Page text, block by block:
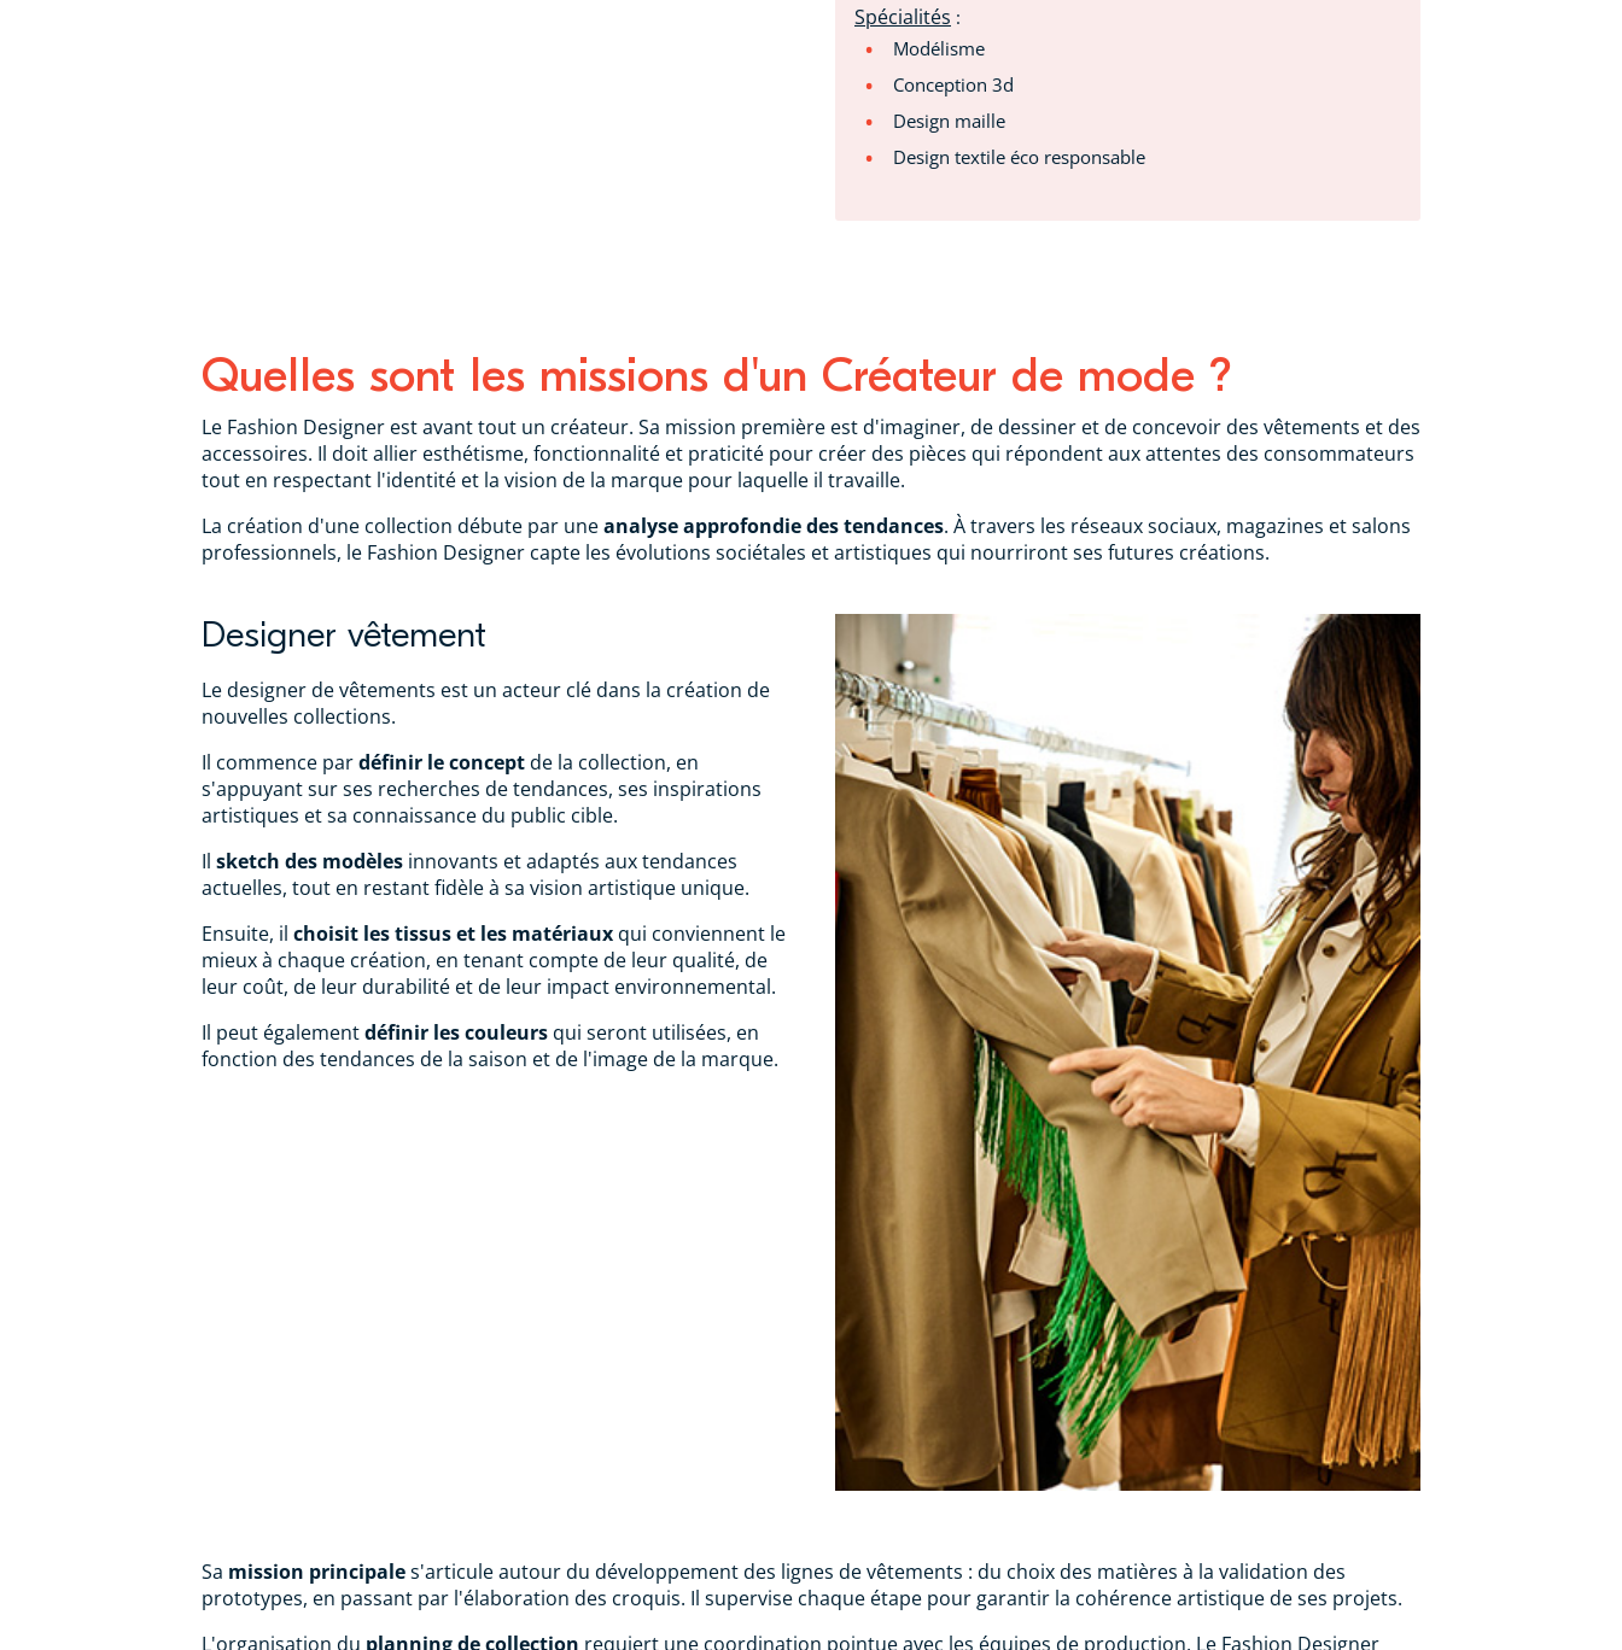
Spécialités :
Modélisme
Conception 3d
Design maille
Design textile éco responsable
Quelles sont les missions d'un Créateur de mode ?
Le Fashion Designer est avant tout un créateur. Sa mission première est d'imaginer, de dessiner et de concevoir des vêtements et des
accessoires. Il doit allier esthétisme, fonctionnalité et praticité pour créer des pièces qui répondent aux attentes des consommateurs
tout en respectant l'identité et la vision de la marque pour laquelle il travaille.
La création d'une collection débute par uneanalyse approfondie des tendances. À travers les réseaux sociaux, magazines et salons
professionnels, le Fashion Designer capte les évolutions sociétales et artistiques qui nourriront ses futures créations.
Designer vêtement
Le designer de vêtements est un acteur clé dans la création de
nouvelles collections.
Il commence pardéfinir le conceptde la collection, en
s'appuyant sur ses recherches de tendances, ses inspirations
artistiques et sa connaissance du public cible.
Il sketch des modèles innovants et adaptés aux tendances
actuelles, tout en restant fidèle à sa vision artistique unique.
Ensuite, il choisit les tissus et les matériaux qui conviennent le
mieux à chaque création, en tenant compte de leur qualité, de
leur coût, de leur durabilité et de leur impact environnemental.
Il peut égalementdéfinir les couleurs qui seront utilisées, en
fonction des tendances de la saison et de l'image de la marque.
Sa mission principales'articule autour du développement des lignes de vêtements : du choix des matières à la validation des
prototypes, en passant par l'élaboration des croquis. Il supervise chaque étape pour garantir la cohérence artistique de ses projets.
L'organisation du planning de collection requiert une coordination pointue avec les équipes de production. Le Fashion Designer